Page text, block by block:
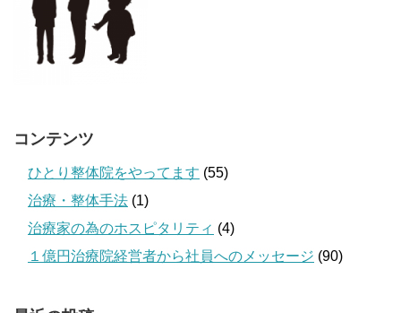
コンテンツ
ひとり整体院をやってます (55)
治療・整体手法 (1)
治療家の為のホスピタリティ (4)
１億円治療院経営者から社員へのメッセージ (90)